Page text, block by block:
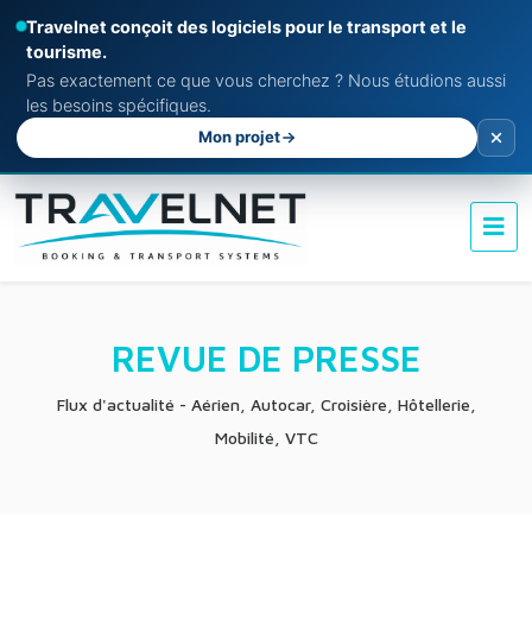
Travelnet conçoit des logiciels pour le transport et le
tourisme.
Pas exactement ce que vous cherchez ? Nous étudions aussi
les besoins spécifiques.
Mon projet
REVUE DE PRESSE
Flux d'actualité - Aérien, Autocar, Croisière, Hôtellerie,
Mobilité, VTC